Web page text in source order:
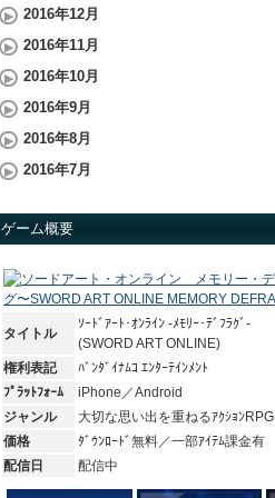
2016年12月
2016年11月
2016年10月
2016年9月
2016年8月
2016年7月
ゲーム概要
タイトル
ｿｰﾄﾞｱｰﾄ･ｵﾝﾗｲﾝ -ﾒﾓﾘｰ･ﾃﾞﾌﾗｸﾞ-
(SWORD ART ONLINE)
権利表記
ﾊﾞﾝﾀﾞｲﾅﾑｺ ｴﾝﾀｰﾃｲﾝﾒﾝﾄ
ﾌﾟﾗｯﾄﾌｫｰﾑ
iPhone／Android
ジャンル
大切な思い出を重ねるｱｸｼｮﾝRPG
価格
ﾀﾞｳﾝﾛｰﾄﾞ無料／一部ｱｲﾃﾑ課金有
配信日
配信中